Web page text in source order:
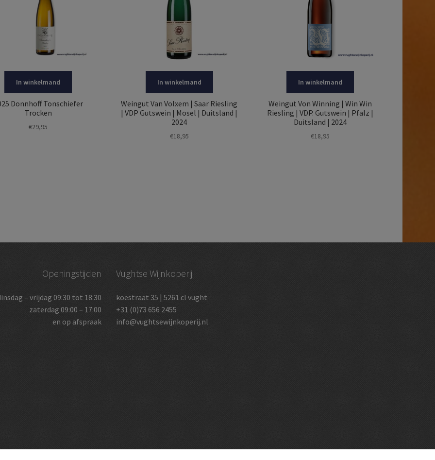
In winkelmand
Donnhoff Tonschiefer
Trocken
€29,95
In winkelmand
Weingut Van Volxem | Saar Riesling
| VDP Gutswein | Mosel | Duitsland |
2024
€18,95
In winkelmand
Weingut Von Winning | Win Win
Riesling | VDP. Gutswein | Pfalz |
Duitsland | 2024
€18,95
Openingstijden
– vrijdag 09:30 tot 18:30
zaterdag 09:00 – 17:00
en op afspraak
Vughtse Wijnkoperij
koestraat 35 | 5261 cl vught
+31 (0)73 656 2455
info@vughtsewijnkoperij.nl